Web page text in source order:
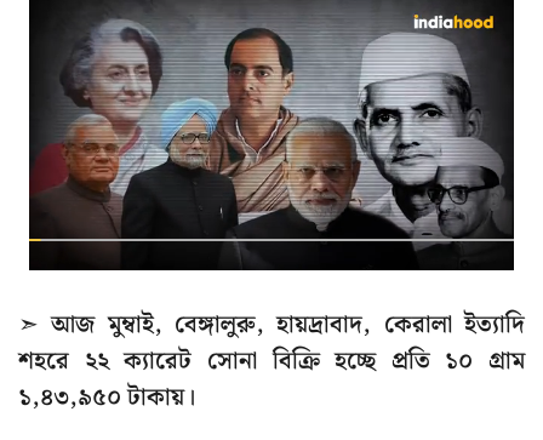
➣ আজ মুম্বাই, বেঙ্গালুরু, হায়দ্রাবাদ, কেরালা ইত্যাদি
শহরে ২২ ক্যারেট সোনা বিক্রি হচ্ছে প্রতি ১০ গ্রাম
১,৪৩,৯৫০ টাকায়।